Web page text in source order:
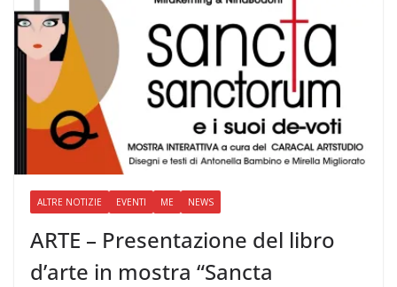
ALTRE NOTIZIE EVENTI ME NEWS
ARTE – Presentazione del libro
d’arte in mostra “Sancta